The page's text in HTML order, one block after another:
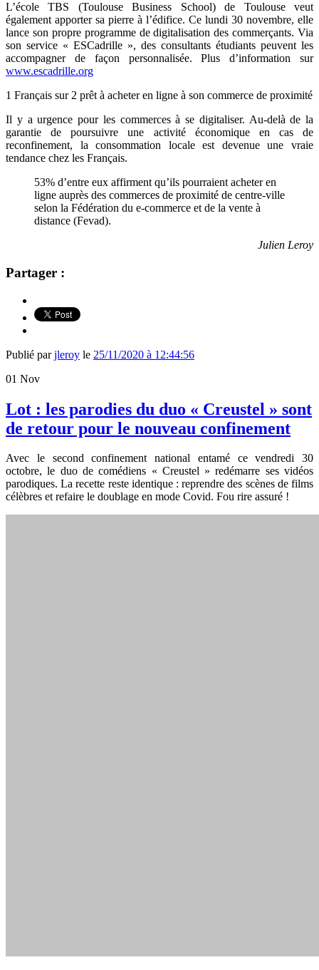
L’école TBS (Toulouse Business School) de Toulouse veut
également apporter sa pierre à l’édifice. Ce lundi 30 novembre, elle
lance son propre programme de digitalisation des commerçants. Via
son service « ESCadrille », des consultants étudiants peuvent les
accompagner de façon personnalisée. Plus d’information sur
www.escadrille.org
1 Français sur 2 prêt à acheter en ligne à son commerce de proximité
Il y a urgence pour les commerces à se digitaliser. Au-delà de la
garantie de poursuivre une activité économique en cas de
reconfinement, la consommation locale est devenue une vraie
tendance chez les Français.
53% d’entre eux affirment qu’ils pourraient acheter en
ligne auprès des commerces de proximité de centre-ville
selon la Fédération du e-commerce et de la vente à
distance (Fevad).
Julien Leroy
Partager :
Publié parjleroy le 25/11/2020 à 12:44:56
01 Nov
Lot : les parodies du duo « Creustel » sont
de retour pour le nouveau confinement
Avec le second confinement national entamé ce vendredi 30
octobre, le duo de comédiens « Creustel » redémarre ses vidéos
parodiques. La recette reste identique : reprendre des scènes de films
célèbres et refaire le doublage en mode Covid. Fou rire assuré !